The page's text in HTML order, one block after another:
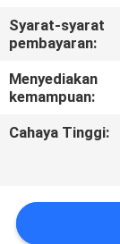
SITEMAP
POLICY
Syarat-syarat
pembayaran:
Menyediakan
kemampuan:
Cahaya Tinggi: